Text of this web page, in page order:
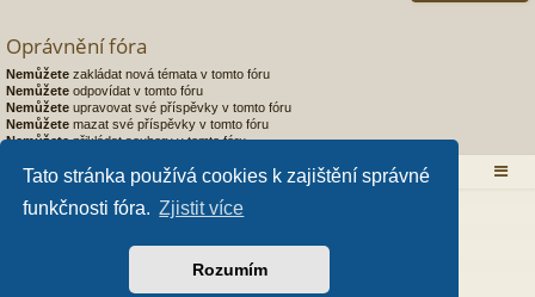
Tato stránka používá cookies k zajištění správné
funkčnosti fóra. Zjistit více
Rozumím
Oprávnění fóra
Nemůžete zakládat nová témata v tomto fóru
Nemůžete odpovídat v tomto fóru
Nemůžete upravovat své příspěvky v tomto fóru
Nemůžete mazat své příspěvky v tomto fóru
Nemůžetepřikládat soubory v tomto fóru
Obsah fóra
Založeno naphpBB® Forum Software © phpBB Limited
phpBB.cz
PRIVACY_LINK